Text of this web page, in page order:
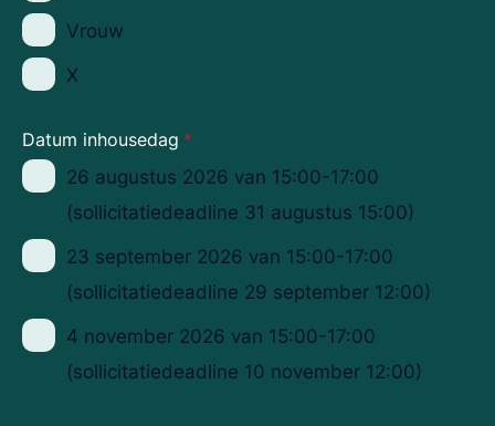
Vrouw
X
Datum inhousedag *
26 augustus 2026 van 15:00-17:00
(sollicitatiedeadline 31 augustus 15:00)
23 september 2026 van 15:00-17:00
(sollicitatiedeadline 29 september 12:00)
4 november 2026 van 15:00-17:00
(sollicitatiedeadline 10 november 12:00)